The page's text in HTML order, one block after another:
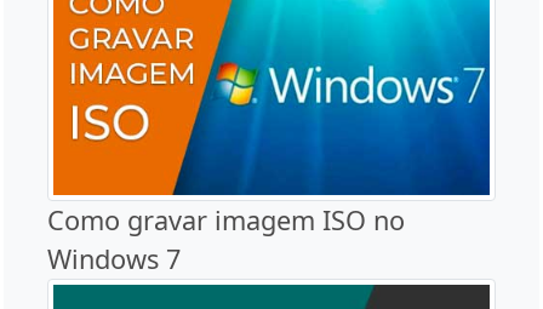
Como gravar imagem ISO no
Windows 7